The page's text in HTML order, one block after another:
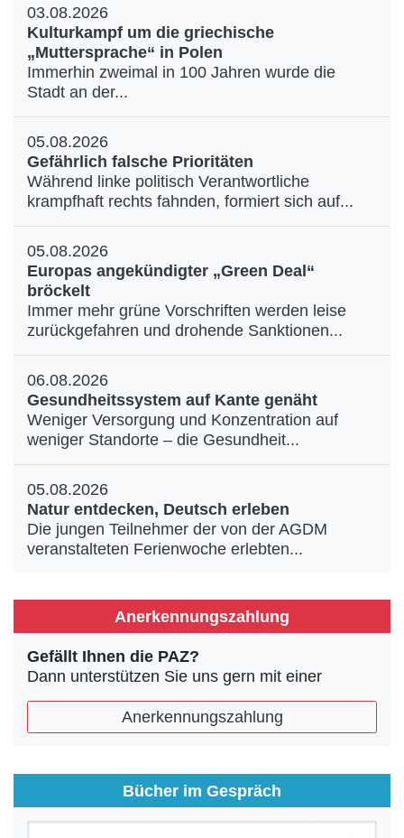
03.08.2026
Kulturkampf um die griechische
„Muttersprache“ in Polen
Immerhin zweimal in 100 Jahren wurde die
Stadt an der...
05.08.2026
Gefährlich falsche Prioritäten
Während linke politisch Verantwortliche
krampfhaft rechts fahnden, formiert sich auf...
05.08.2026
Europas angekündigter „Green Deal“
bröckelt
Immer mehr grüne Vorschriften werden leise
zurückgefahren und drohende Sanktionen...
06.08.2026
Gesundheitssystem auf Kante genäht
Weniger Versorgung und Konzentration auf
weniger Standorte – die Gesundheit...
05.08.2026
Natur entdecken, Deutsch erleben
Die jungen Teilnehmer der von der AGDM
veranstalteten Ferienwoche erlebten...
Anerkennungszahlung
Gefällt Ihnen die PAZ?
Dann unterstützen Sie uns gern mit einer
Anerkennungszahlung
Bücher im Gespräch